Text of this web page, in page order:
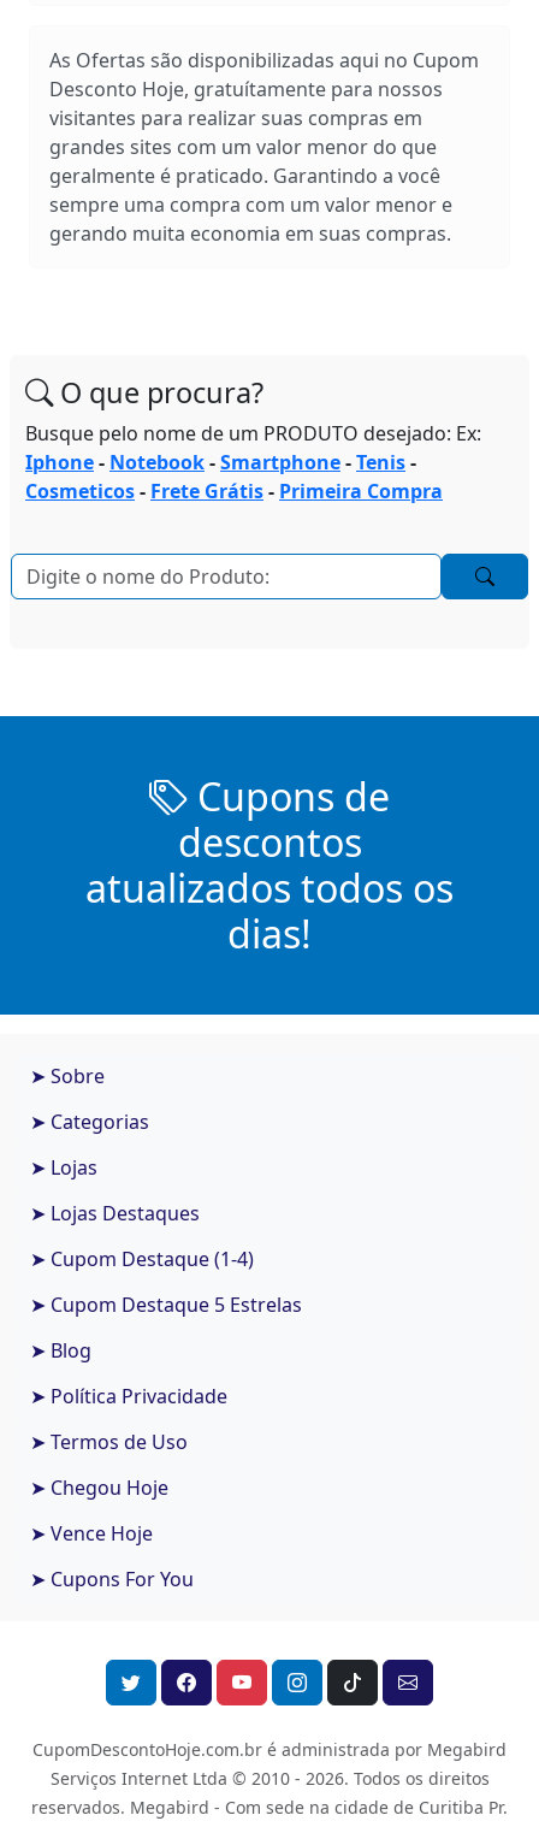
As Ofertas são disponibilizadas aqui no Cupom
Desconto Hoje, gratuítamente para nossos
visitantes para realizar suas compras em
grandes sites com um valor menor do que
geralmente é praticado. Garantindo a você
sempre uma compra com um valor menor e
gerando muita economia em suas compras.
O que procura?
Busque pelo nome de um PRODUTO desejado: Ex:
Iphone- Notebook-Smartphone-Tenis-
Cosmeticos- Frete Grátis- Primeira Compra
Cupons de
descontos
atualizados todos os
dias!
➤ Sobre
➤ Categorias
➤ Lojas
➤ Lojas Destaques
➤ Cupom Destaque (1-4)
➤ Cupom Destaque 5 Estrelas
➤ Blog
➤ Política Privacidade
➤ Termos de Uso
➤ Chegou Hoje
➤ Vence Hoje
➤ Cupons For You
CupomDescontoHoje.com.br é administrada por Megabird
Serviços Internet Ltda © 2010 - 2026. Todos os direitos
reservados. Megabird - Com sede na cidade de Curitiba Pr.